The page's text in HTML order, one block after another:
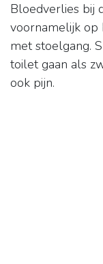
Bloedverlies bij
voornamelijk op
met stoelgang.
toilet gaan als
ook pijn.